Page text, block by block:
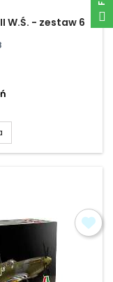
W.Ś. - zestaw 6